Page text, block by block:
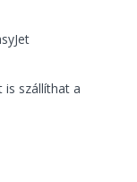
is szállíthat a